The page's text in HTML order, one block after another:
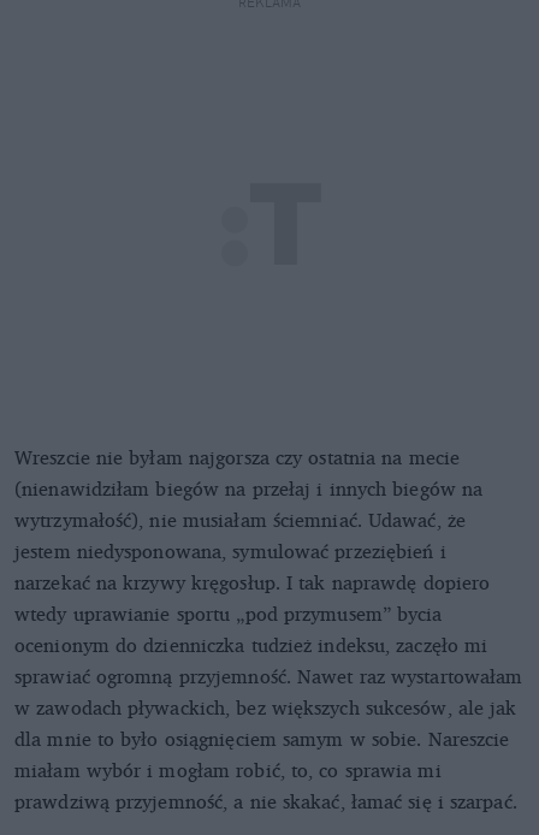
Wreszcie nie byłam najgorsza czy ostatnia na mecie
(nienawidziłam biegów na przełaj i innych biegów na
wytrzymałość), nie musiałam ściemniać. Udawać, że
jestem niedysponowana, symulować przeziębień i
narzekać na krzywy kręgosłup. I tak naprawdę dopiero
wtedy uprawianie sportu „pod przymusem” bycia
ocenionym do dzienniczka tudzież indeksu, zaczęło mi
sprawiać ogromną przyjemność. Nawet raz wystartowałam
w zawodach pływackich, bez większych sukcesów, ale jak
dla mnie to było osiągnięciem samym w sobie. Nareszcie
miałam wybór i mogłam robić, to, co sprawia mi
prawdziwą przyjemność, a nie skakać, łamać się i szarpać.